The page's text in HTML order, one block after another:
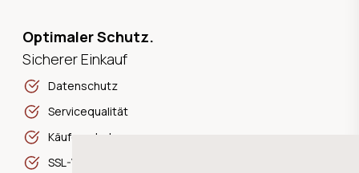
Optimaler Schutz.
Sicherer Einkauf
Datenschutz
Servicequalität
Käuferschutz
SSL-Verschlüsselung